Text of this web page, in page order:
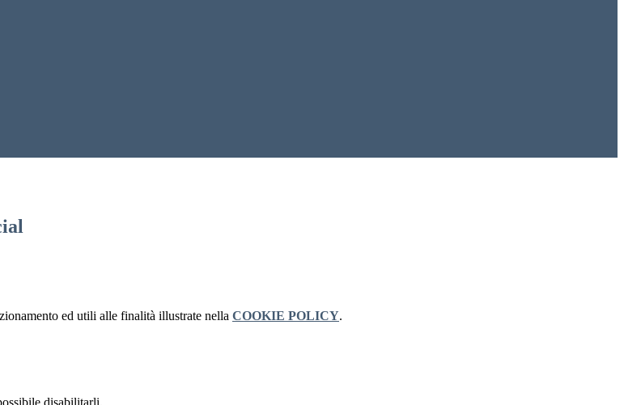
ed utili alle finalità illustrate nella COOKIE POLICY.